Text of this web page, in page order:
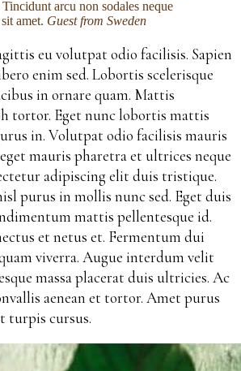
arcu non sodales neque
amet. Guest from Sweden
eu volutpat odio facilisis. Sapien
enim sed. Lobortis scelerisque
in ornare quam. Mattis
tortor. Eget nunc lobortis mattis
in. Volutpat odio facilisis mauris
mauris pharetra et ultrices neque
adipiscing elit duis tristique.
purus in mollis nunc sed. Eget duis
mattis pellentesque id.
et netus et. Fermentum dui
viverra. Augue interdum velit
massa placerat duis ultricies. Ac
aenean et tortor. Amet purus
turpis cursus.